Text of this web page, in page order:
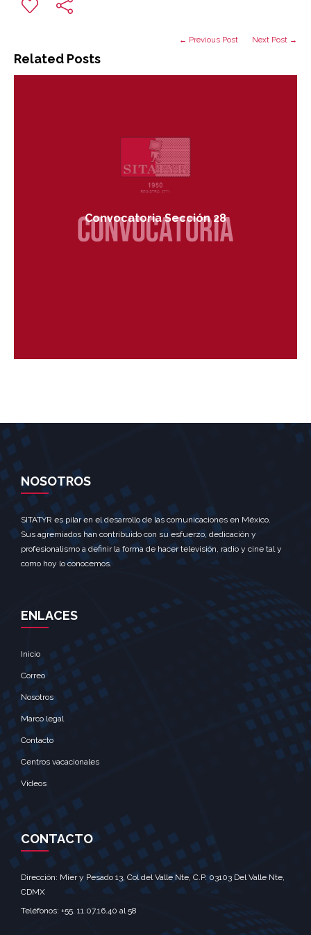
Related Posts
← Previous Post Next Post →
Convocatoria Sección 28
NOSOTROS
SITATYR es pilar en el desarrollo de las comunicaciones en México.
Sus agremiados han contribuido con su esfuerzo, dedicación y
profesionalismo a definir la forma de hacer televisión, radio y cine tal y
como hoy lo conocemos.
ENLACES
Inicio
Correo
Nosotros
Marco legal
Contacto
Centros vacacionales
Videos
CONTACTO
Dirección: Mier y Pesado 13, Col del Valle Nte, C.P. 03103 Del Valle Nte,
CDMX‎
Teléfonos: +55. 11.07.16.40 al 58‎